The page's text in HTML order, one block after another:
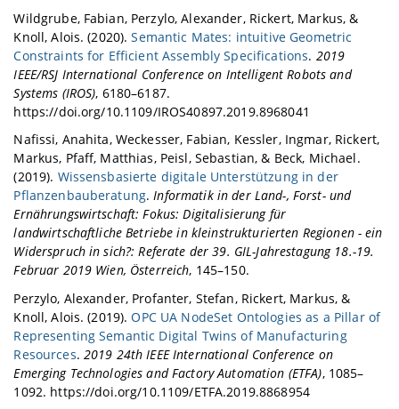
Wildgrube, Fabian, Perzylo, Alexander, Rickert, Markus, &
Knoll, Alois. (2020).Semantic Mates: intuitive Geometric
Constraints for Efficient Assembly Specifications. 2019
IEEE/RSJ International Conference on Intelligent Robots and
Systems (IROS), 6180–6187.
https://doi.org/10.1109/IROS40897.2019.8968041
Nafissi, Anahita, Weckesser, Fabian, Kessler, Ingmar, Rickert,
Markus, Pfaff, Matthias, Peisl, Sebastian, & Beck, Michael.
(2019). Wissensbasierte digitale Unterstützung in der
Pflanzenbauberatung.Informatik in der Land-, Forst- und
Ernährungswirtschaft: Fokus: Digitalisierung für
landwirtschaftliche Betriebe in kleinstrukturierten Regionen - ein
Widerspruch in sich?: Referate der 39. GIL-Jahrestagung 18.-19.
Februar 2019 Wien, Österreich, 145–150.
Perzylo, Alexander, Profanter, Stefan, Rickert, Markus, &
Knoll, Alois. (2019).OPC UA NodeSet Ontologies as a Pillar of
Representing Semantic Digital Twins of Manufacturing
Resources. 2019 24th IEEE International Conference on
Emerging Technologies and Factory Automation (ETFA), 1085–
1092. https://doi.org/10.1109/ETFA.2019.8868954